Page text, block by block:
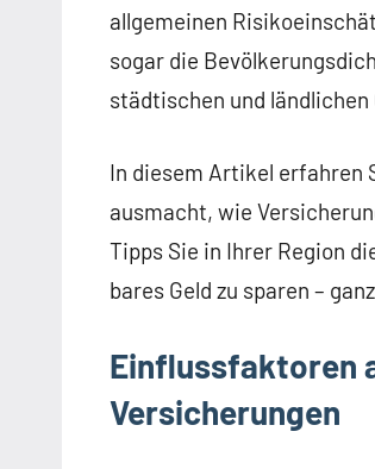
allgemeinen
sogar die
städtischen und
In diesem Artikel erfahren
ausmacht, wie
Tipps Sie in Ihrer Region
bares Geld zu sparen –
Einflussfaktoren
Versicherungen